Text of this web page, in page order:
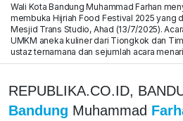
Wali Kota Bandung Muhammad Farhan
membuka Hijriah Food Festival 2025 yang
Mesjid Trans Studio, Ahad (13/7/2025).
UMKM aneka kuliner dari Tiongkok dan
ustaz ternamana dan sejumlah acara
REPUBLIKA.CO.ID,
Bandung Muhammad